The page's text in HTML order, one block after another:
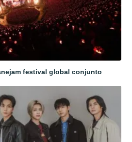
festival global conjunto